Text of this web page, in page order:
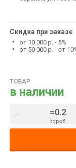
Скидка при заказе
от 10 000 р. - 5%
от 50 000 р. - от
ТОВАР
в наличии
– короб.